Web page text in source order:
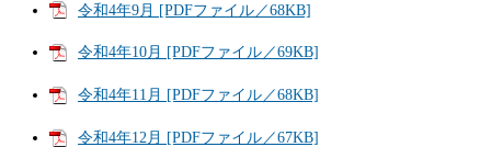
令和4年9月 [PDFファイル／68KB]
令和4年10月 [PDFファイル／69KB]
令和4年11月 [PDFファイル／68KB]
令和4年12月 [PDFファイル／67KB]